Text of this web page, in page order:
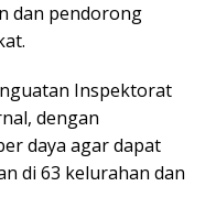
dan pendorong
Inspektorat
dengan
daya agar dapat
di 63 kelurahan dan